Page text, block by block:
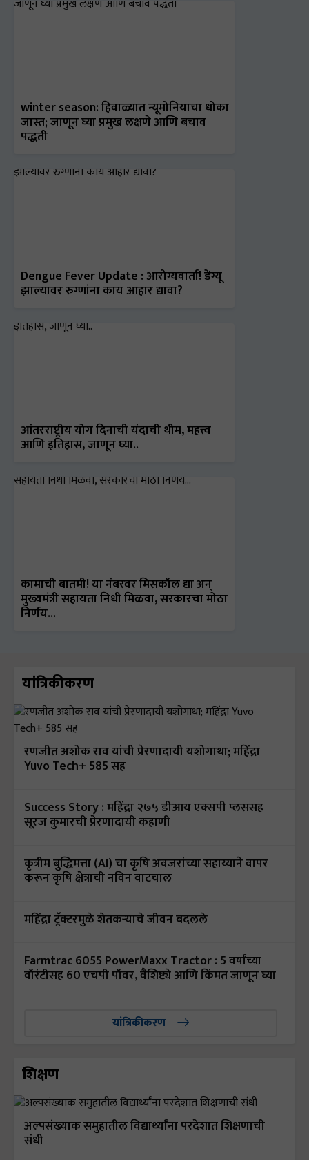
winter season: हिवाळ्यात न्यूमोनियाचा धोका
जास्त; जाणून घ्या प्रमुख लक्षणे आणि बचाव
पद्धती
Dengue Fever Update : आरोग्यवार्ता! डेंग्यू
झाल्यावर रुग्णांना काय आहार द्यावा?
आंतरराष्ट्रीय योग दिनाची यंदाची थीम, महत्त्व
आणि इतिहास, जाणून घ्या..
कामाची बातमी! या नंबरवर मिसकॉल द्या अन्
मुख्यमंत्री सहायता निधी मिळवा, सरकारचा मोठा
निर्णय...
यांत्रिकीकरण
रणजीत अशोक राव यांची प्रेरणादायी यशोगाथा; महिंद्रा
Yuvo Tech+ 585 सह
Success Story : महिंद्रा २७५ डीआय एक्सपी प्लससह
सूरज कुमारची प्रेरणादायी कहाणी
कृत्रीम बुद्धिमत्ता (AI) चा कृषि अवजरांच्या सहाय्याने वापर
करून कृषि क्षेत्राची नविन वाटचाल
महिंद्रा ट्रॅक्टरमुळे शेतकऱ्याचे जीवन बदलले
Farmtrac 6055 PowerMaxx Tractor : 5 वर्षांच्या
वॉरंटीसह 60 एचपी पॉवर, वैशिष्ट्ये आणि किंमत जाणून घ्या
यांत्रिकीकरण
शिक्षण
अल्पसंख्याक समुहातील विद्यार्थ्यांना परदेशात शिक्षणाची
संधी